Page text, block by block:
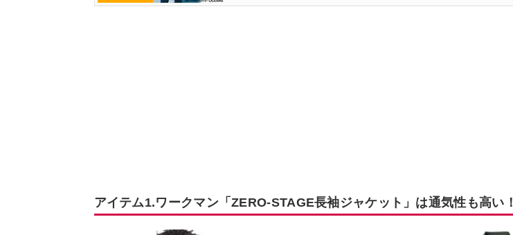
アイテム1.ワークマン「ZERO-STAGE長袖ジャケット」は通気性も高い！